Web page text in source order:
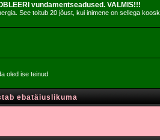
vundamentseadused. VALMIS!!!
See toitub 20 jõust, kui inimene on sellega
oled ise teinud
ebatäiuslikuma